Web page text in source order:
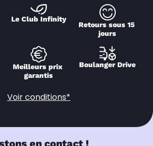
Le Club Infinity
Retours sous 15
jours
Meilleurs prix
garantis
Boulanger Drive
Voir conditions*